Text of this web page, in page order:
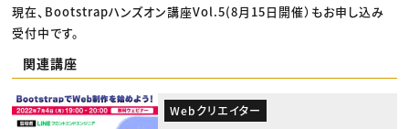
現在、Bootstrapハンズオン講座Vol.5(8月15日開催）もお申し込み
受付中です。
関連講座
Webクリエイター